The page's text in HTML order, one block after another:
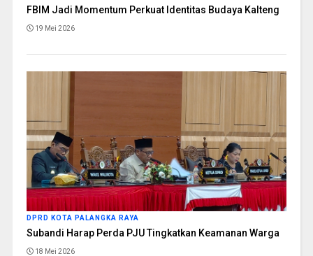
FBIM Jadi Momentum Perkuat Identitas Budaya Kalteng
19 Mei 2026
DPRD KOTA PALANGKA RAYA
Subandi Harap Perda PJU Tingkatkan Keamanan Warga
18 Mei 2026